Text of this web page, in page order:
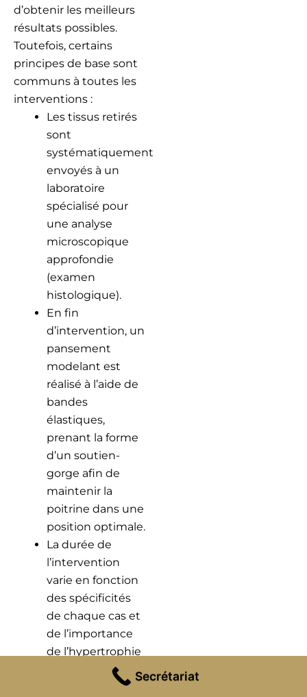
d’obtenir les meilleurs
résultats possibles.
Toutefois, certains
principes de base sont
communs à toutes les
interventions :
Les tissus retirés
sont
systématiquement
envoyés à un
laboratoire
spécialisé pour
une analyse
microscopique
approfondie
(examen
histologique).
En fin
d’intervention, un
pansement
modelant est
réalisé à l’aide de
bandes
élastiques,
prenant la forme
d’un soutien-
gorge afin de
maintenir la
poitrine dans une
position optimale.
La durée de
l’intervention
varie en fonction
des spécificités
de chaque cas et
de l’importance
de l’hypertrophie
mammaire. SelonSecrétariat